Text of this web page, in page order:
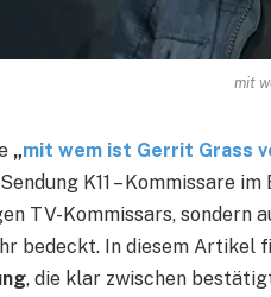
mit
„mit wem ist Gerrit Grass
K11 – Kommissare
TV-Kommissars, sondern
bedeckt. In diesem Artikel
, die klar zwischen